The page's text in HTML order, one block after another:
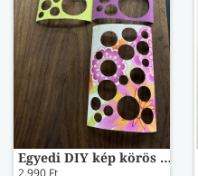
Egyedi DIY kép körös színes lapok fehér képkerettel 10x15
2.990 Ft